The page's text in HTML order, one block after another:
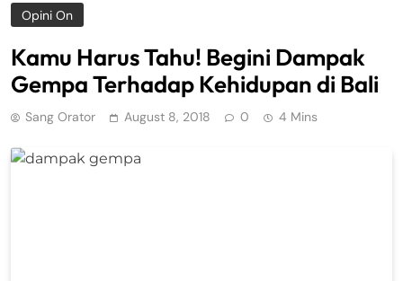
Opini On
Kamu Harus Tahu! Begini Dampak
Gempa Terhadap Kehidupan di Bali
Sang Orator August 8, 2018 0 4 Mins